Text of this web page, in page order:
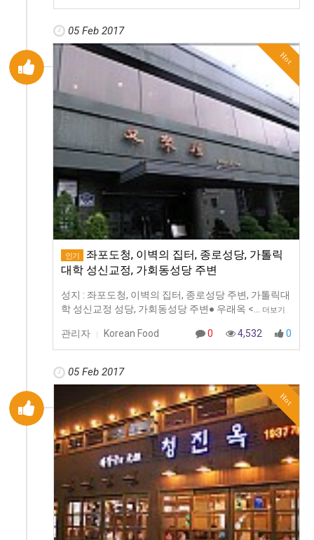
05 Feb 2017
Hot
인기
좌포도청, 이벽의 집터, 종로성당, 가톨릭
대학 성신교정, 가회동성당 주변
성지 : 좌포도청, 이벽의 집터, 종로성당 주변, 가톨릭대
학 성신교정 성당, 가회동성당 주변● 우래옥 <…
더보기
관리자 Korean Food 0 4,532 0
05 Feb 2017
Hot